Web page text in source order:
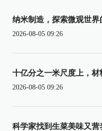
纳米制造，探索微观世界
2026-08-05 09:26
十亿分之一米尺度上，材
2026-08-05 09:26
科学家找到生菜美味又营